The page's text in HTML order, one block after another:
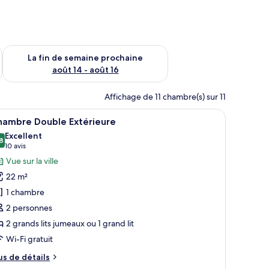
semaine août 7 - août 9
La fin de semaine prochaine
août 14 - août 16
Vérifier la disponibilité pour la fin de semaine prochaine août
Affichage de 11 chambre(s) sur 11
bureau, une chaise et un miroir.
:
Chambre Double Extérieure | Couette en
15 Double Extérieure
sur 10
Excellent
10 avis
(10 avis)
Vue sur la ville
22 m²
1 chambre
2 personnes
2 grands lits jumeaux ou 1 grand lit
Wi-Fi gratuit
de détails